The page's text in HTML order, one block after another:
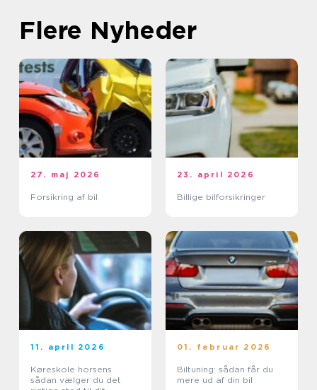
Flere Nyheder
27. maj 2026
Forsikring af bil
23. april 2026
Billige bilforsikringer
11. april 2026
Køreskole horsens
sådan vælger du det
01. februar 2026
Biltuning: sådan får du
mere ud af din bil